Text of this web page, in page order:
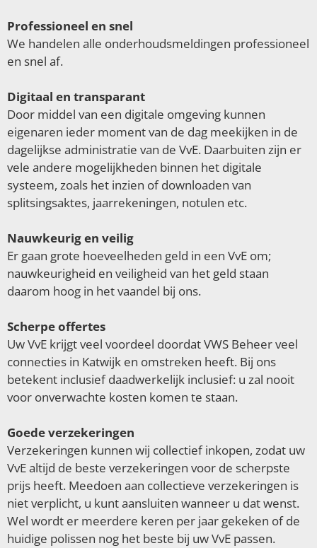
Professioneel en snel
We handelen alle onderhoudsmeldingen professioneel
en snel af.
Digitaal en transparant
Door middel van een digitale omgeving kunnen
eigenaren ieder moment van de dag meekijken in de
dagelijkse administratie van de VvE. Daarbuiten zijn er
vele andere mogelijkheden binnen het digitale
systeem, zoals het inzien of downloaden van
splitsingsaktes, jaarrekeningen, notulen etc.
Nauwkeurig en veilig
Er gaan grote hoeveelheden geld in een VvE om;
nauwkeurigheid en veiligheid van het geld staan
daarom hoog in het vaandel bij ons.
Scherpe offertes
Uw VvE krijgt veel voordeel doordat VWS Beheer veel
connecties in Katwijk en omstreken heeft. Bij ons
betekent inclusief daadwerkelijk inclusief: u zal nooit
voor onverwachte kosten komen te staan.
Goede verzekeringen
Verzekeringen kunnen wij collectief inkopen, zodat uw
VvE altijd de beste verzekeringen voor de scherpste
prijs heeft. Meedoen aan collectieve verzekeringen is
niet verplicht, u kunt aansluiten wanneer u dat wenst.
Wel wordt er meerdere keren per jaar gekeken of de
huidige polissen nog het beste bij uw VvE passen.